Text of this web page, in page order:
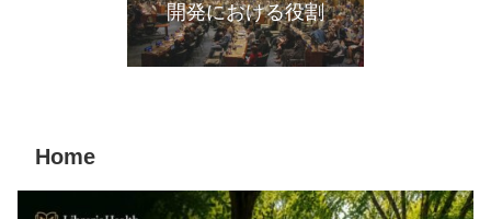
開発における役割
Home